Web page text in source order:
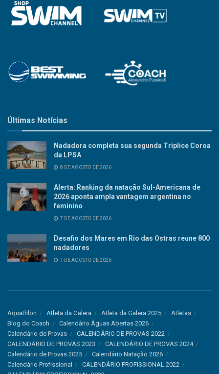
Últimas Notícias
Nadadora completa sua segunda Tríplice Coroa
da LPSA
8 DE AGOSTO DE 2026
Alerta: Ranking da natação Sul-Americana de
2026 aponta ampla vantagem argentina no
feminino
7 DE AGOSTO DE 2026
Desafio dos Mares em Rio das Ostras reune 800
nadadores
7 DE AGOSTO DE 2026
Aquathlon Atleta da Galera Atleta da Galera 2025
Atletas
Blog do Coach
Calendário Águas Abertas 2026
Calendário de Provas
CALENDÁRIO DE PROVAS 2022
CALENDÁRIO DE PROVAS 2023
CALENDÁRIO DE PROVAS 2024
Calendário de Provas 2025
Calendário Natação 2026
Calendário Profissional
CALENDÁRIO PROFISSIONAL 2022